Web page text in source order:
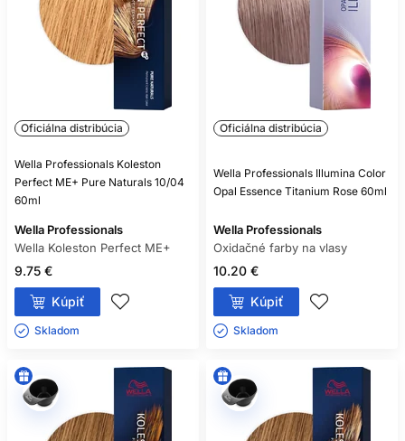
Oficiálna distribúcia
Wella Professionals Koleston
Perfect ME+ Pure Naturals 10/04
60ml
Wella Professionals
Wella Koleston Perfect ME+
9.75 €
Kúpiť
Skladom ㅤ
Oficiálna distribúcia
Wella Professionals Illumina Color
Opal Essence Titanium Rose 60ml
Wella Professionals
Oxidačné farby na vlasy
10.20 €
Kúpiť
Skladom ㅤ